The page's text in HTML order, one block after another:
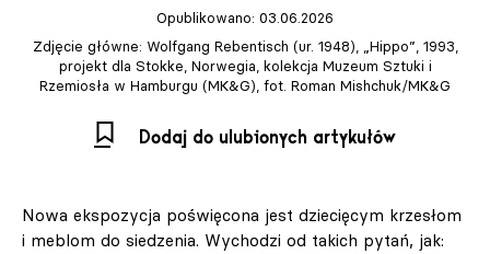
Opublikowano: 03.06.2026
Zdjęcie główne: Wolfgang Rebentisch (ur. 1948), „Hippo”, 1993,
projekt dla Stokke, Norwegia, kolekcja Muzeum Sztuki i
Rzemiosła w Hamburgu (MK&G), fot. Roman Mishchuk/MK&G
Dodaj do ulubionych artykułów
Nowa ekspozycja poświęcona jest dziecięcym krzesłom
i meblom do siedzenia. Wychodzi od takich pytań, jak: